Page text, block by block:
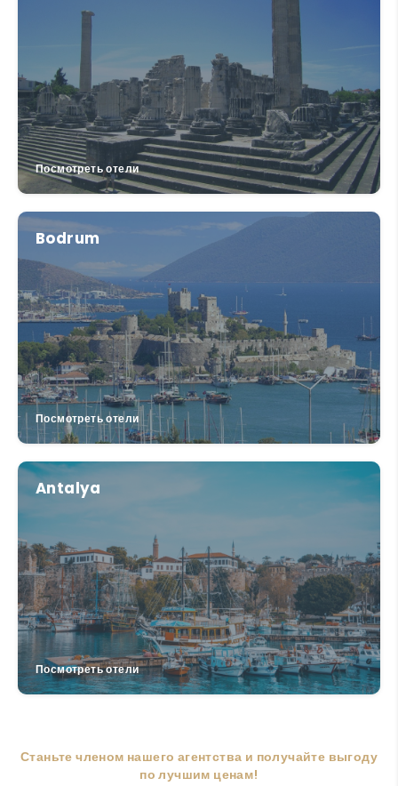
Посмотреть отели
Bodrum
Посмотреть отели
Antalya
Посмотреть отели
Станьте членом нашего агентства и получайте выгоду
по лучшим ценам!